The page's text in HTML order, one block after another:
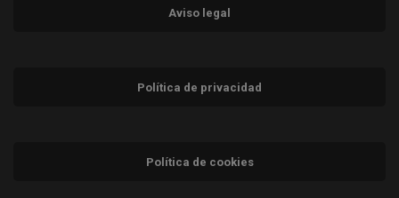
Aviso legal
Política de privacidad
Política de cookies